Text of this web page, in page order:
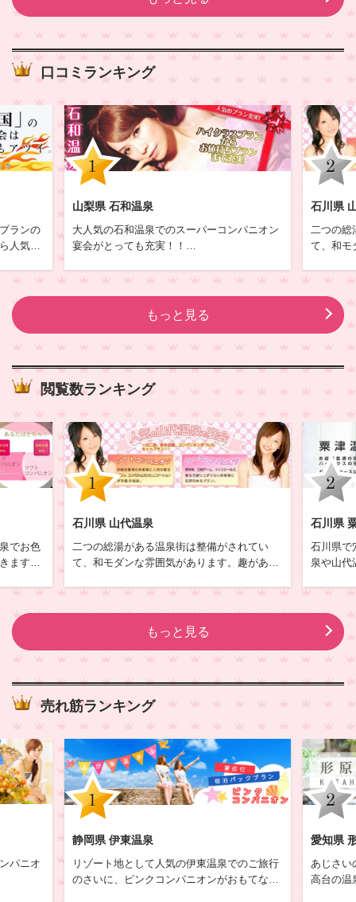
口コミランキング
ランの
人気を
山梨県 石和温泉
大人気の石和温泉でのスーパーコンパニオン
宴会がとっても充実！！
つ。宴会後の夜遊びを含めてのお楽しみが待
石川県
二つの総
て、和モ
は紅殻
してお
もっと見る
閲覧数ランキング
でお色
ます。
石川県 山代温泉
二つの総湯がある温泉街は整備がされてい
て、和モダンな雰囲気があります。趣がある
北陸三県で最大級の温泉街の1つで豊富な文
は紅殻格子が鮮やかな古い旅館や民家が点在
しており、情趣を誘っています。
石川県
石川県で
泉や山代
小松市
ません。
もっと見る
売れ筋ランキング
パニオ
静岡県 伊東温泉
リゾート地として人気の伊東温泉でのご旅行
のさいに、ピンクコンパニオンがおもてなし
愛知県
あじさい
高台の温